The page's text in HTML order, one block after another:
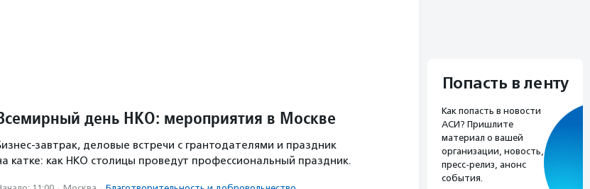
день НКО: мероприятия в Москве
завтрак, деловые встречи с грантодателями и праздник
катке: как НКО столицы проведут профессиональный праздник.
Попасть в ленту
Как попасть в новости
АСИ? Пришлите
материал о вашей
организации, новость,
пресс-релиз, анонс
события.